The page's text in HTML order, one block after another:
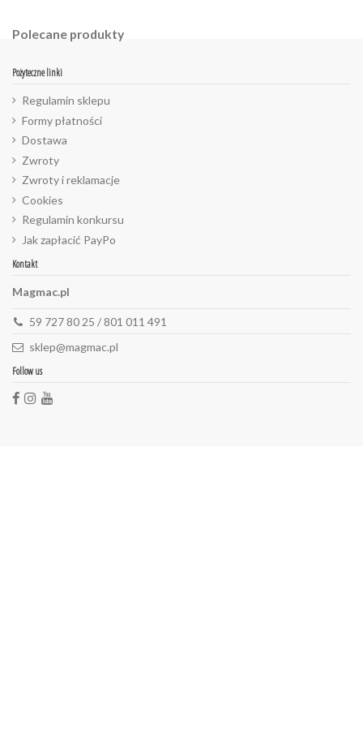
Polecane produkty
Pożyteczne linki
Regulamin sklepu
Formy płatności
Dostawa
Zwroty
Zwroty i reklamacje
Cookies
Regulamin konkursu
Jak zapłacić PayPo
Kontakt
Magmac.pl
59 727 80 25 / 801 011 491
sklep@magmac.pl
Follow us